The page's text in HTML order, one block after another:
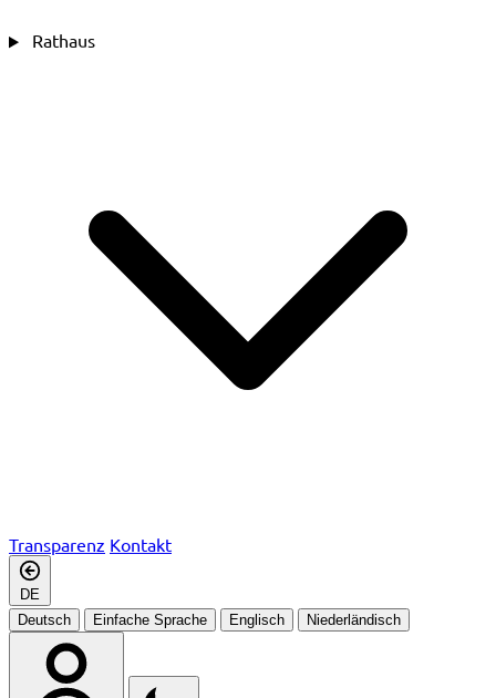
Rathaus
Transparenz Kontakt
DE
Deutsch
Einfache Sprache Englisch Niederländisch